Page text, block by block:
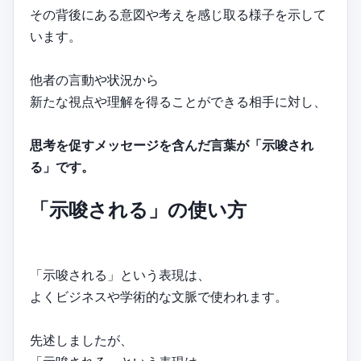
その背後にある意図や考えを感じ取る様子を示して
います。
他者の言動や状況から
新たな視点や理解を得ることができる相手に対し、
思考を促すメッセージを含んだ言葉が「示唆され
る」です。
「示唆される」の使い方
「示唆される」という表現は、
よくビジネスや学術的な文脈で使われます。
先述しましたが、